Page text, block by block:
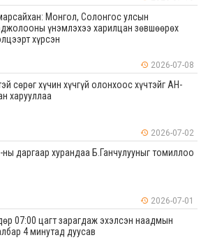
Монгол, Солонгос улсын
үнэмлэхээ харилцан зөвшөөрөх
хүрсэн
2026-07-08
сөрөг хүчин хүчгүй олонхоос хүчтэйг АН-
харууллаа
2026-07-02
даргаар хурандаа Б.Ганчулууныг томиллоо
2026-07-01
07:00 цагт зарагдаж эхэлсэн наадмын
4 минутад дуусав